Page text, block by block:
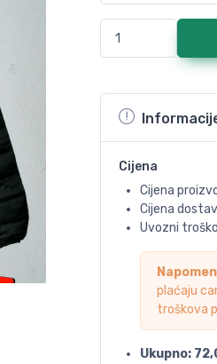
Cijena
Cijena
Cijena
Uvozni
plaćaju
troškova
Ukupno: